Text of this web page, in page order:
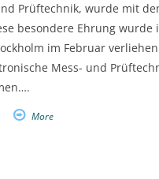
Prüftechnik, wurde mit
besondere Ehrung wurde
im Februar
Mess- und
More